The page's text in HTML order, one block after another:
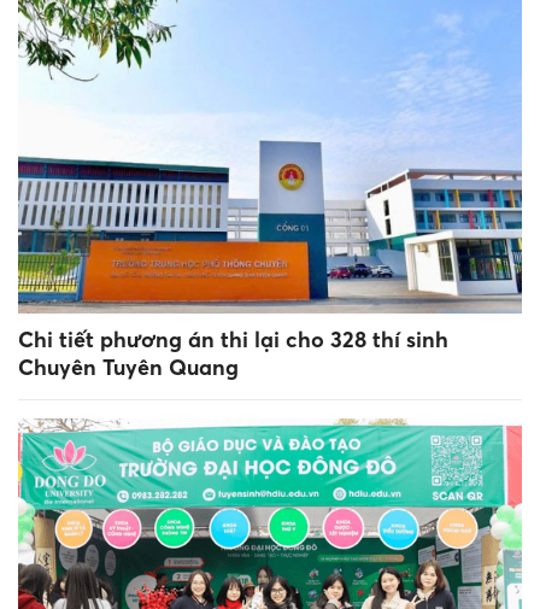
Chi tiết phương án thi lại cho 328 thí sinh
Chuyên Tuyên Quang